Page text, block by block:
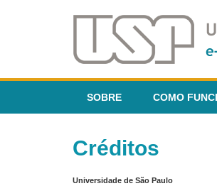
SOBRE COMO
Créditos
Universidade de São Paulo